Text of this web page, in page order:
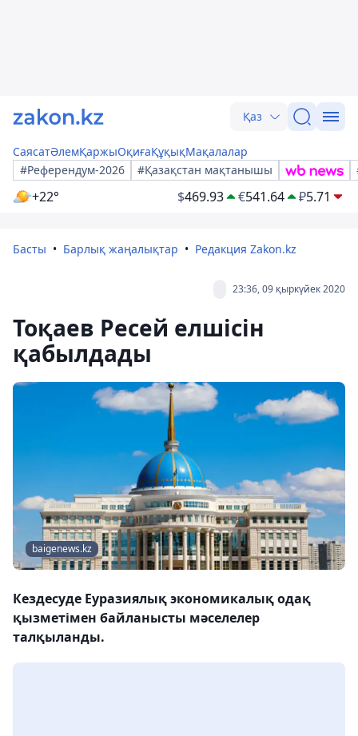
Қаз
СаясатӘлемҚаржыОқиғаҚұқықМақалалар
#Референдум-2026
#Қазақстан мақтанышы
+22° $469.93 €541.64 ₽5.71
Басты Барлық жаңалықтар Редакция Zakon.kz
23:36, 09 қыркүйек 2020
Тоқаев Ресей елшісін
қабылдады
baigenews.kz
Кездесуде Еуразиялық экономикалық одақ
қызметімен байланысты мәселелер
талқыланды.